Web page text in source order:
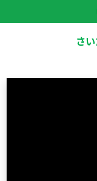
さ